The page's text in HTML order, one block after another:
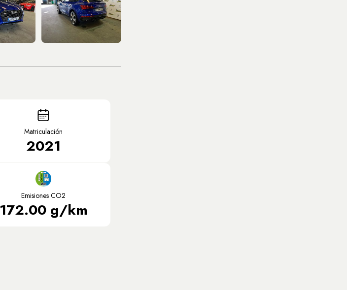
Matriculación
2021
Emisiones CO2
172.00 g/km